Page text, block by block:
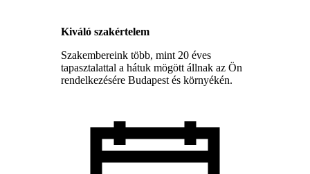
Kiváló szakértelem
Szakembereink több, mint 20 éves
tapasztalattal a hátuk mögött állnak az Ön
rendelkezésére Budapest és környékén.